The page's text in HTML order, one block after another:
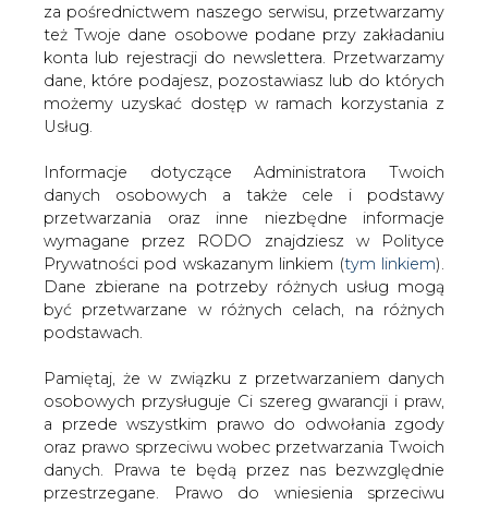
za pośrednictwem naszego serwisu, przetwarzamy
też Twoje dane osobowe podane przy zakładaniu
konta lub rejestracji do newslettera. Przetwarzamy
dane, które podajesz, pozostawiasz lub do których
możemy uzyskać dostęp w ramach korzystania z
Usług.
Informacje dotyczące Administratora Twoich
danych osobowych a także cele i podstawy
przetwarzania oraz inne niezbędne informacje
wymagane przez RODO znajdziesz w Polityce
Prywatności pod wskazanym linkiem (tym linkiem).
Dane zbierane na potrzeby różnych usług mogą
być przetwarzane w różnych celach, na różnych
podstawach.
Pamiętaj, że w związku z przetwarzaniem danych
osobowych przysługuje Ci szereg gwarancji i praw,
a przede wszystkim prawo do odwołania zgody
oraz prawo sprzeciwu wobec przetwarzania Twoich
danych. Prawa te będą przez nas bezwzględnie
przestrzegane. Prawo do wniesienia sprzeciwu
Strona główna / ZIELONA GOSPODARKA / Energia
Wierzchosławice rozbuduje elektrownię PV
2012-12-05 00:00
skomentuj
udostępnij:
Energia Wierzchosławice